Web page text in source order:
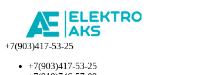
+7(903)417-53-25
+7(903)417-53-25